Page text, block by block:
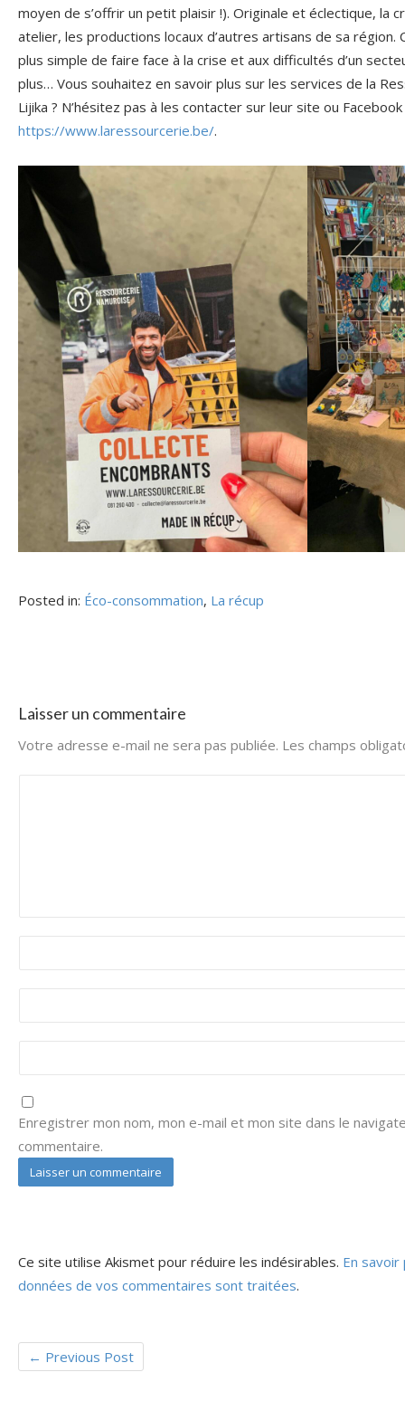
moyen de s’offrir un petit plaisir !). Originale et éclectique, la
atelier, les productions locaux d’autres artisans de sa région.
plus simple de faire face à la crise et aux difficultés d’un
plus… Vous souhaitez en savoir plus sur les services de la
Lijika ? N’hésitez pas à les contacter sur leur site ou
https://www.laressourcerie.be/.
Posted in: Éco-consommation, La récup
Laisser un commentaire
Votre adresse e-mail ne sera pas publiée. Les champs
Enregistrer mon nom, mon e-mail et mon site dans le
commentaire.
Ce site utilise Akismet pour réduire les indésirables. En
données de vos commentaires sont traitées.
← Previous Post